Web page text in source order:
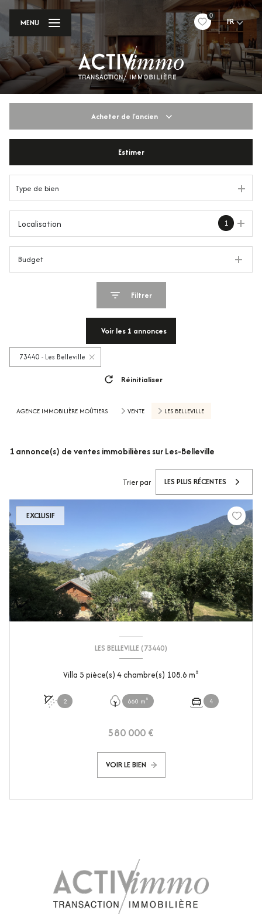
0
FR
MENU
Acheter de l'ancien
Du neuf
De l'immo pro
Estimer
Type de bien
1
Localisation
Budget
Filtrer
Voir les 1 annonces
73440 - Les Belleville
Réinitialiser
AGENCE IMMOBILIÈRE MOÛTIERS VENTE LES BELLEVILLE
1annonce(s) de ventes immobilières sur Les-Belleville
Trier par LES PLUS RÉCENTES
EXCLUSIF
LES BELLEVILLE (73440)
Villa 5 pièce(s) 4 chambre(s) 108.6 m²
2 660 m² 4
580 000 €
VOIR LE BIEN